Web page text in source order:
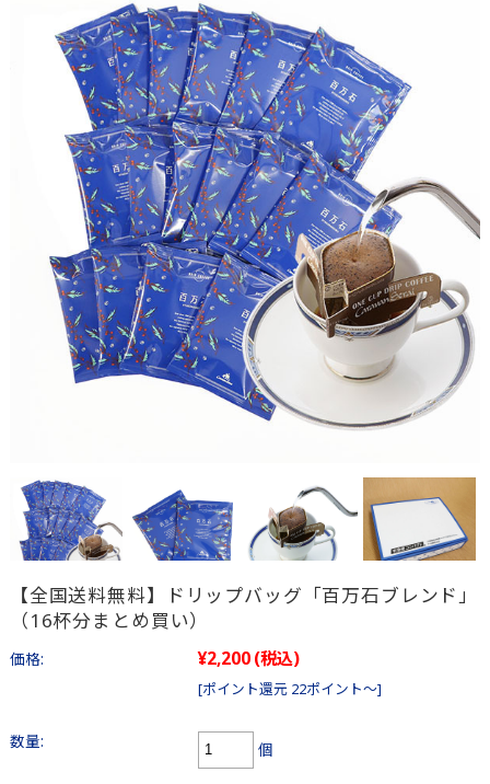
【全国送料無料】ドリップバッグ「百万石ブレンド」
（16杯分まとめ買い）
価格: ¥2,200(税込)
[ポイント還元 22ポイント～]
数量: 個